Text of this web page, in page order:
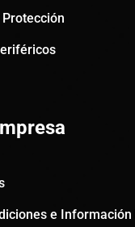
e Información